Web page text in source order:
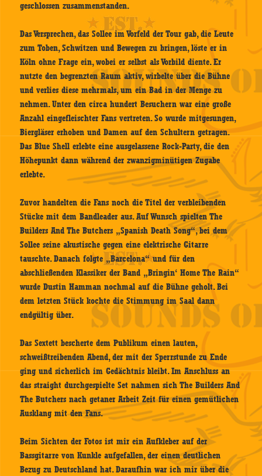
geschlossen zusammenstanden.
Das Versprechen, das Sollee im Vorfeld der Tour gab, die Leute
zum Toben, Schwitzen und Bewegen zu bringen, löste er in
Köln ohne Frage ein, wobei er selbst als Vorbild diente. Er
nutzte den begrenzten Raum aktiv, wirbelte über die Bühne
und verlies diese mehrmals, um ein Bad in der Menge zu
nehmen. Unter den circa hundert Besuchern war eine große
Anzahl eingefleischter Fans vertreten. So wurde mitgesungen,
Biergläser erhoben und Damen auf den Schultern getragen.
Das Blue Shell erlebte eine ausgelassene Rock-Party, die den
Höhepunkt dann während der zwanzigminütigen Zugabe
erlebte.
Zuvor handelten die Fans noch die Titel der verbleibenden
Stücke mit dem Bandleader aus. Auf Wunsch spielten The
Builders And The Butchers „Spanish Death Song“, bei dem
Sollee seine akustische gegen eine elektrische Gitarre
tauschte. Danach folgte „Barcelona“ und für den
abschließenden Klassiker der Band „Bringin‘ Home The Rain“
wurde Dustin Hamman nochmal auf die Bühne geholt. Bei
dem letzten Stück kochte die Stimmung im Saal dann
endgültig über.
Das Sextett bescherte dem Publikum einen lauten,
schweißtreibenden Abend, der mit der Sperrstunde zu Ende
ging und sicherlich im Gedächtnis bleibt. Im Anschluss an
das straight durchgespielte Set nahmen sich The Builders And
The Butchers nach getaner Arbeit Zeit für einen gemütlichen
Ausklang mit den Fans.
Beim Sichten der Fotos ist mir ein Aufkleber auf der
Bassgitarre von Kunkle aufgefallen, der einen deutlichen
Bezug zu Deutschland hat. Daraufhin war ich mir über die